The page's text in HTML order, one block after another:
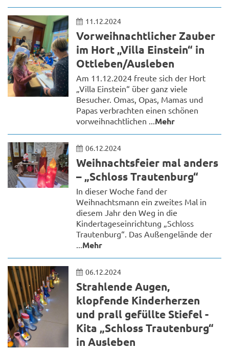
11.12.2024
Vorweihnachtlicher Zauber
im Hort „Villa Einstein“ in
Ottleben/Ausleben
Am 11.12.2024 freute sich der Hort
„Villa Einstein“ über ganz viele
Besucher. Omas, Opas, Mamas und
Papas verbrachten einen schönen
vorweihnachtlichen ... Mehr
06.12.2024
Weihnachtsfeier mal anders
– „Schloss Trautenburg“
In dieser Woche fand der
Weihnachtsmann ein zweites Mal in
diesem Jahr den Weg in die
Kindertageseinrichtung „Schloss
Trautenburg“. Das Außengelände der
Mehr
06.12.2024
Strahlende Augen,
klopfende Kinderherzen
und prall gefüllte Stiefel -
Kita „Schloss Trautenburg“
in Ausleben